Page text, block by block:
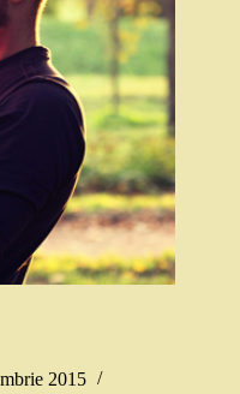
2015